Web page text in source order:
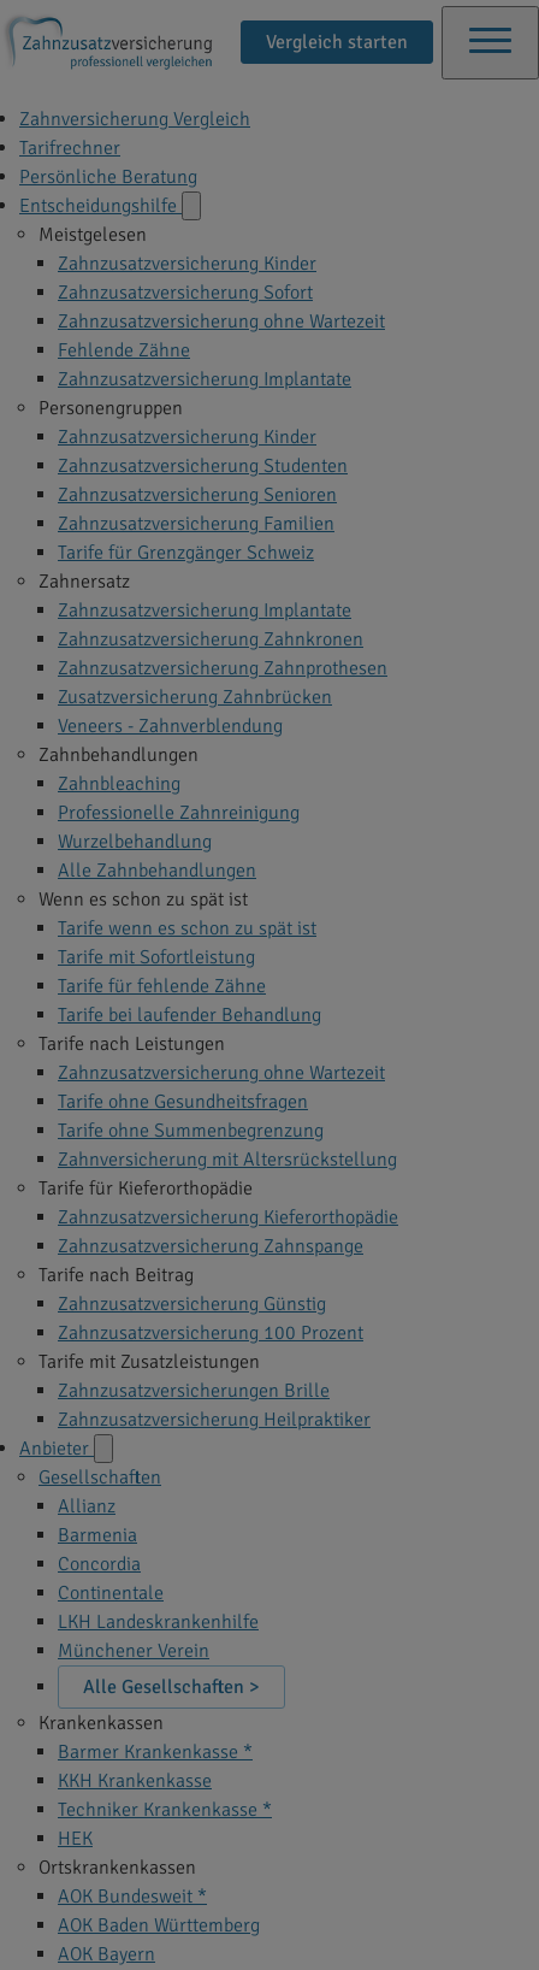
Vergleich starten
Zahnversicherung Vergleich
Tarifrechner
Persönliche Beratung
Entscheidungshilfe
Meistgelesen
Zahnzusatzversicherung Kinder
Zahnzusatzversicherung Sofort
Zahnzusatzversicherung ohne Wartezeit
Fehlende Zähne
Zahnzusatzversicherung Implantate
Personengruppen
Zahnzusatzversicherung Kinder
Zahnzusatzversicherung Studenten
Zahnzusatzversicherung Senioren
Zahnzusatzversicherung Familien
Tarife für Grenzgänger Schweiz
Zahnersatz
Zahnzusatzversicherung Implantate
Zahnzusatzversicherung Zahnkronen
Zahnzusatzversicherung Zahnprothesen
Zusatzversicherung Zahnbrücken
Veneers - Zahnverblendung
Zahnbehandlungen
Zahnbleaching
Professionelle Zahnreinigung
Wurzelbehandlung
Alle Zahnbehandlungen
Wenn es schon zu spät ist
Tarife wenn es schon zu spät ist
Tarife mit Sofortleistung
Tarife für fehlende Zähne
Tarife bei laufender Behandlung
Tarife nach Leistungen
Zahnzusatzversicherung ohne Wartezeit
Tarife ohne Gesundheitsfragen
Tarife ohne Summenbegrenzung
Zahnversicherung mit Altersrückstellung
Tarife für Kieferorthopädie
Zahnzusatzversicherung Kieferorthopädie
Zahnzusatzversicherung Zahnspange
Tarife nach Beitrag
Zahnzusatzversicherung Günstig
Zahnzusatzversicherung 100 Prozent
Tarife mit Zusatzleistungen
Zahnzusatzversicherungen Brille
Zahnzusatzversicherung Heilpraktiker
Anbieter
Gesellschaften
Allianz
Barmenia
Concordia
Continentale
LKH Landeskrankenhilfe
Münchener Verein
Alle Gesellschaften >
Krankenkassen
Barmer Krankenkasse *
KKH Krankenkasse
Techniker Krankenkasse *
HEK
Ortskrankenkassen
AOK Bundesweit *
AOK Baden Württemberg
AOK Bayern